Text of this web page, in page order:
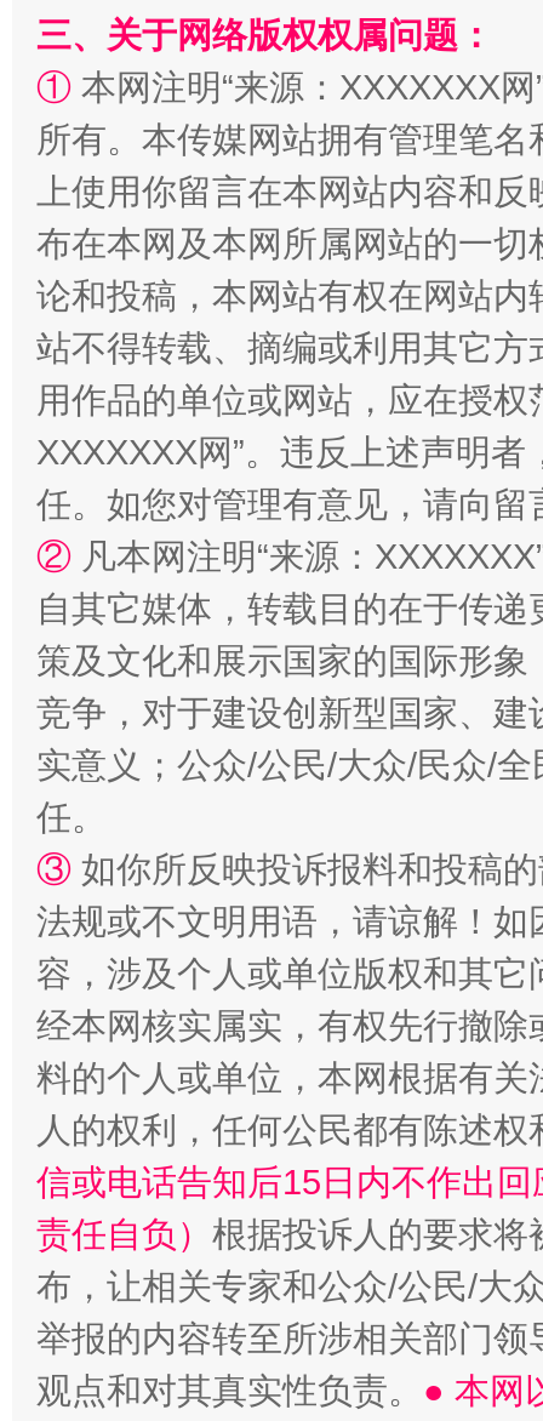
“蜀中异人”王建安的艺术幻境
三、关于网络版权权属问题：
① 本网注明“来源：XXXXXXX
所有。本传媒网站拥有管理笔
上使用你留言在本网站内容和
布在本网及本网所属网站的一
论和投稿，本网站有权在网站
站不得转载、摘编或利用其它
用作品的单位或网站，应在授
XXXXXXX网”。违反上述声明
任。如您对管理有意见，请向
② 凡本网注明“来源：
自其它媒体，转载目的在于传
策及文化和展示国家的国际形
竞争，对于建设创新型国家、
实意义；公众/公民/大众/民众/
任。
③ 如你所反映投诉报料和投稿
法规或不文明用语，请谅解！
容，涉及个人或单位版权和其它
经本网核实属实，有权先行撤
料的个人或单位，本网根据有
人的权利，任何公民都有陈述
信或电话告知后15日内不作出
责任自负） 根据投诉人的要求将
布，让相关专家和公众/公民/大
举报的内容转至所涉相关部门
观点和对其真实性负责。 ● 本网